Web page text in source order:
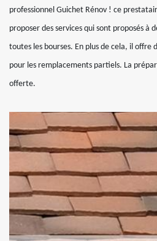
professionnel Guichet Rénov ! ce
proposer des services qui sont proposés à
toutes les bourses. En plus de cela, il offre
pour les remplacements partiels. La
offerte.